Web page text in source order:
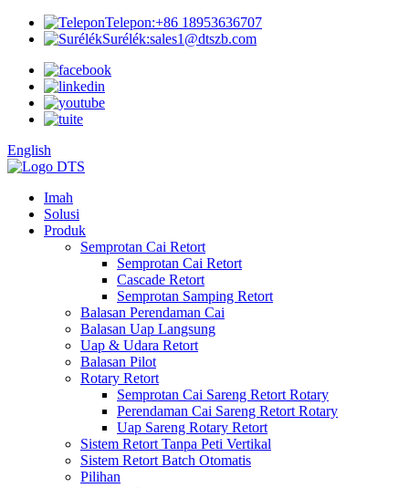
Telepon:+86 18953636707
Surélék:sales1@dtszb.com
English
Imah
Solusi
Produk
Semprotan Cai Retort
Semprotan Cai Retort
Cascade Retort
Semprotan Samping Retort
Balasan Perendaman Cai
Balasan Uap Langsung
Uap & Udara Retort
Balasan Pilot
Rotary Retort
Semprotan Cai Sareng Retort Rotary
Perendaman Cai Sareng Retort Rotary
Uap Sareng Rotary Retort
Sistem Retort Tanpa Peti Vertikal
Sistem Retort Batch Otomatis
Pilihan